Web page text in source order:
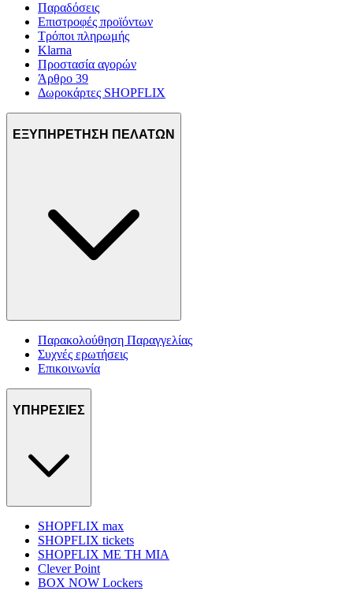
Παραδόσεις
Επιστροφές προϊόντων
Τρόποι πληρωμής
Klarna
Προστασία αγορών
Άρθρο 39
Δωροκάρτες SHOPFLIX
ΕΞΥΠΗΡΕΤΗΣΗ ΠΕΛΑΤΩΝ
Παρακολούθηση Παραγγελίας
Συχνές ερωτήσεις
Επικοινωνία
ΥΠΗΡΕΣΙΕΣ
SHOPFLIX max
SHOPFLIX tickets
SHOPFLIX ΜΕ ΤΗ ΜΙΑ
Clever Point
BOX NOW Lockers